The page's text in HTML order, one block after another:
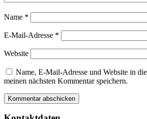
Name *
E-Mail-Adresse *
Website
Name, E-Mail-Adresse und Website in
meinen nächsten Kommentar speichern.